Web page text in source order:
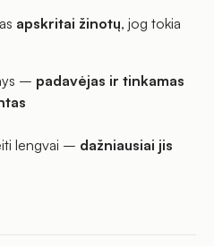
apskritai žinotų, jog tokia
– padavėjas ir tinkamas
lengvai – dažniausiai jis